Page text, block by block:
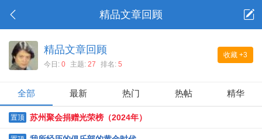
精品文章回顾
收藏 +3
精品文章回顾
今日: 0 主题: 27 排名: 5
全部 最新 热门 热帖 精华
置顶 苏州聚会捐赠光荣榜（2024年）